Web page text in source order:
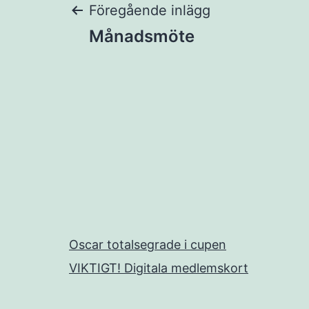
Föregående inlägg
Månadsmöte
Oscar totalsegrade i cupen
VIKTIGT! Digitala medlemskort